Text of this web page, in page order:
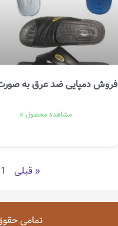
فروش دمپایی ضد عرق به
مشاهده محصول »
« قبلی 1
تمامی